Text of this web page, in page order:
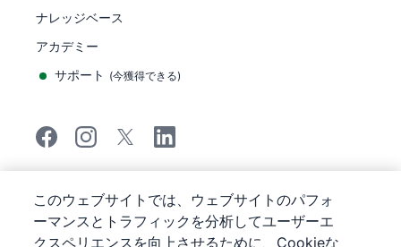
ナレッジベース
アカデミー
サポート (今獲得できる)
Pipedrive
サービス利用規約
Pipedrive
プライバシー通知
サイトマップ
このウェブサイトでは、ウェブサイトのパフォ
ーマンスとトラフィックを分析してユーザーエ
クスペリエンスを向上させるために、Cookieな